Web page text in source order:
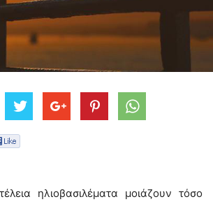
ηλιοβασιλέματα μοιάζουν τόσο